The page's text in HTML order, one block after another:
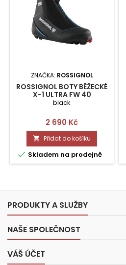
ZNAČKA: ROSSIGNOL
ROSSIGNOL BOTY BĚŽECKÉ
X-1 ULTRA FW 40
black
Cena
2 690 Kč
 Přidat do košíku
 Skladem na prodejně
PRODUKTY A SLUŽBY
NAŠE SPOLEČNOST
VÁŠ ÚČET